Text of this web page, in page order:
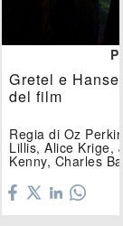
Gretel e
del film
Regia di Oz
Lillis, Alice Krige,
Kenny, Charles